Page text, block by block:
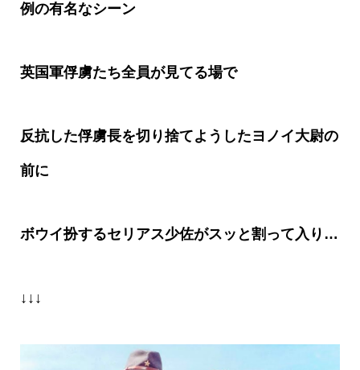
例の有名なシーン
英国軍俘虜たち全員が見てる場で
反抗した俘虜長を切り捨てようしたヨノイ大尉の
前に
ボウイ扮するセリアス少佐がスッと割って入り …
↓↓↓